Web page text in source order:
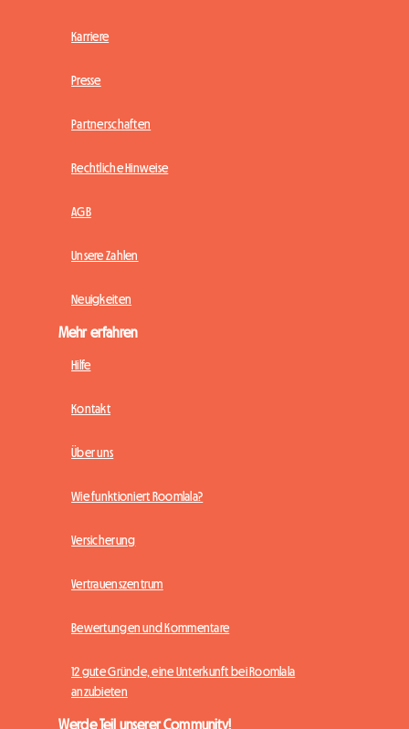
Karriere
Presse
Partnerschaften
Rechtliche Hinweise
AGB
Unsere Zahlen
Neuigkeiten
Mehr erfahren
Hilfe
Kontakt
Über uns
Wie funktioniert Roomlala?
Versicherung
Vertrauenszentrum
Bewertungen und Kommentare
12 gute Gründe, eine Unterkunft bei Roomlala
anzubieten
Werde Teil unserer Community!